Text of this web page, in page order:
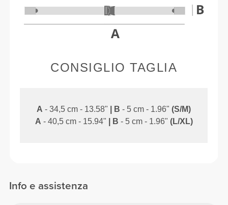
CONSIGLIO TAGLIA
A - 34,5 cm - 13.58" B - 5 cm - 1.96"(S/M)
A - 40,5 cm - 15.94" B - 5 cm - 1.96" (L/XL)
Info e assistenza